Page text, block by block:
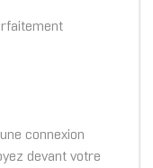
connexion
devant votre